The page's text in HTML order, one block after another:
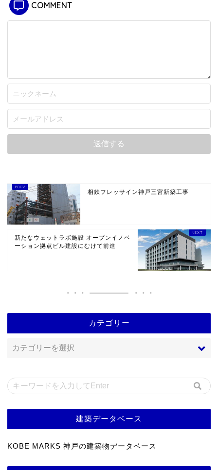
COMMENT
相鉄フレッサイン神戸三宮新築工事
新たなウェットラボ施設 オープンイノベ
ーション拠点ビル建設にむけて前進
カテゴリー
建築データベース
KOBE MARKS 神戸の建築物データベース